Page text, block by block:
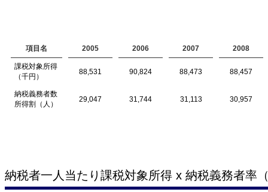
項目名 2005 2006 2007 2008
課税対象所得
（千円）
88,531 90,824 88,473 88,457
納税義務者数
所得割（人）
29,047 31,744 31,113 30,957
納税者一人当たり課税対象所得 x 納税義務者率